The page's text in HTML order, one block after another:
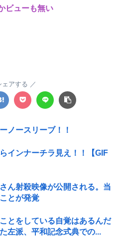
ビューも無い
ェアする
ノースリーブ！！
インナーチラ見え！！【GIF
ん射殺映像が公開される。当
とが発覚
とをしている自覚はあるんだ
左派、平和記念式典での...